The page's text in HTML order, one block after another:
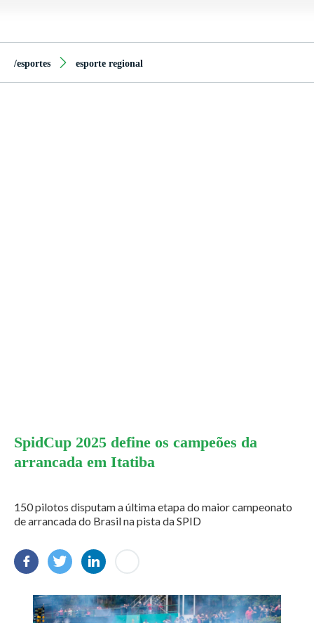
/esportes esporte regional
SpidCup 2025 define os campeões da
arrancada em Itatiba
150 pilotos disputam a última etapa do maior campeonato
de arrancada do Brasil na pista da SPID